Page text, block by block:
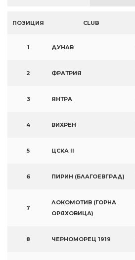
ПОЗИЦИЯ CLUB
1 ДУНАВ
2 ФРАТРИЯ
3 ЯНТРА
4 ВИХРЕН
5 ЦСКА II
6 ПИРИН (БЛАГОЕВГРАД)
7
ЛОКОМОТИВ (ГОРНА
ОРЯХОВИЦА)
8 ЧЕРНОМОРЕЦ 1919